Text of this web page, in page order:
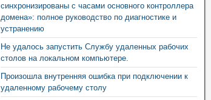
синхронизированы с часами основного контроллера
домена»: полное руководство по диагностике и
устранению
Не удалось запустить Службу удаленных рабочих
столов на локальном компьютере.
Произошла внутренняя ошибка при подключении к
удаленному рабочему столу